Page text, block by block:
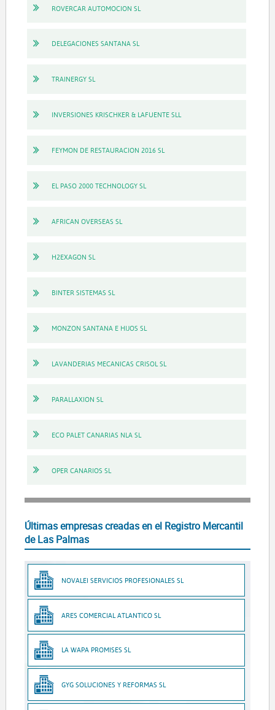
ROVERCAR AUTOMOCION SL
DELEGACIONES SANTANA SL
TRAINERGY SL
INVERSIONES KRISCHKER & LAFUENTE SLL
FEYMON DE RESTAURACION 2016 SL
EL PASO 2000 TECHNOLOGY SL
AFRICAN OVERSEAS SL
H2EXAGON SL
BINTER SISTEMAS SL
MONZON SANTANA E HIJOS SL
LAVANDERIAS MECANICAS CRISOL SL
PARALLAXION SL
ECO PALET CANARIAS NLA SL
OPER CANARIOS SL
Últimas empresas creadas en el Registro Mercantil
de Las Palmas
NOVALEI SERVICIOS PROFESIONALES SL
ARES COMERCIAL ATLANTICO SL
LA WAPA PROMISES SL
GYG SOLUCIONES Y REFORMAS SL